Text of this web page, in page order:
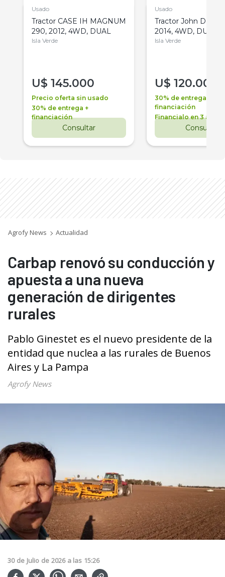
Usado
Tractor CASE IH MAGNUM
290, 2012, 4WD, DUAL
Isla Verde
U$ 145.000
Precio oferta sin usado
30% de entrega +
financiación
Consultar
Usado
Tractor John Deere
2014, 4WD, DUAL
Isla Verde
U$ 120.000
30% de entrega +
financiación
Financialo en 3 años
Consultar
Agrofy News Actualidad
Carbap renovó su conducción y
apuesta a una nueva
generación de dirigentes
rurales
Pablo Ginestet es el nuevo presidente de la
entidad que nuclea a las rurales de Buenos
Aires y La Pampa
Agrofy News
30 de Julio de 2026 a las 15:26